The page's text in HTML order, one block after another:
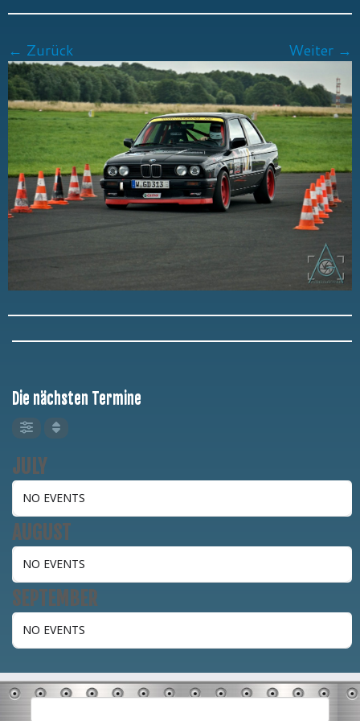
← Zurück Weiter →
Die nächsten Termine
JULY
NO EVENTS
AUGUST
NO EVENTS
SEPTEMBER
NO EVENTS
Suchen